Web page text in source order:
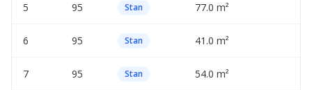
5 95 Stan 77.0 m²
6 95 Stan 41.0 m²
7 95 Stan 54.0 m²